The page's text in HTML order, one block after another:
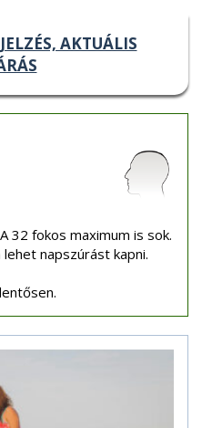
AKTUÁLIS
32 fokos maximum is sok.
napszúrást kapni.